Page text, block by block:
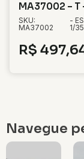
MA37002 – T
SKU:
MA37002
-
1/35
R$
Navegue